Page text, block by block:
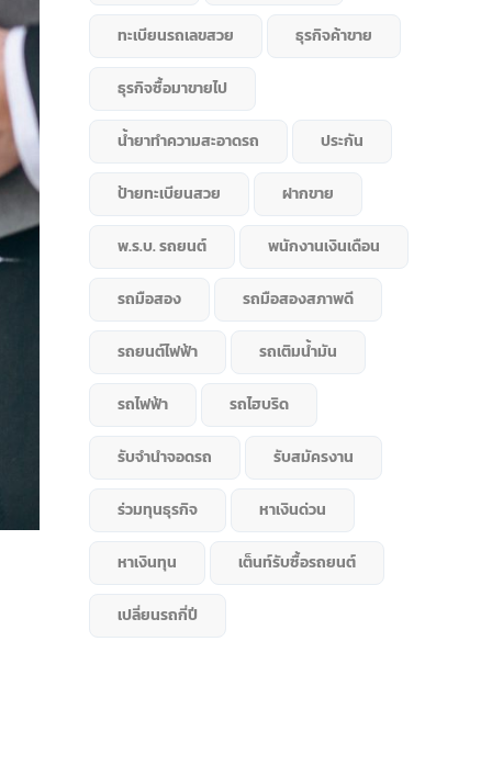
ทะเบียนรถเลขสวย ธุรกิจค้าขาย
ธุรกิจซื้อมาขายไป
น้ำยาทำความสะอาดรถ ประกัน
ป้ายทะเบียนสวย ฝากขาย
พ.ร.บ. รถยนต์ พนักงานเงินเดือน
รถมือสอง รถมือสองสภาพดี
รถยนต์ไฟฟ้า รถเติมน้ำมัน
รถไฟฟ้า รถไฮบริด
รับจำนำจอดรถ รับสมัครงาน
ร่วมทุนธุรกิจ หาเงินด่วน
หาเงินทุน เต็นท์รับซื้อรถยนต์
เปลี่ยนรถกี่ปี